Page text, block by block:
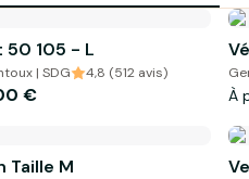
105 - L
| SDG 4,8 (512 avis)
€ À
Taille M